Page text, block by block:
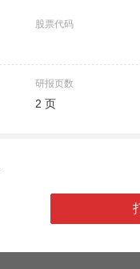
股票代码
研报页数
2 页